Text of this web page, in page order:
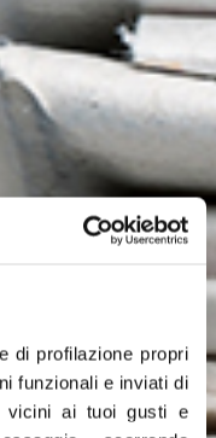
di profilazione propri
funzionali e inviati di
vicini ai tuoi gusti e